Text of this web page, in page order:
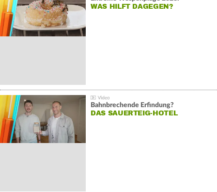
WAS HILFT DAGEGEN?
Bahnbrechende Erfindung?
DAS SAUERTEIG-HOTEL